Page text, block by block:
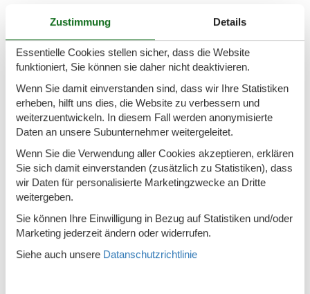
Sonstiges : Nichtraucherhaus
Kurzbeschreibung 1
Anzahl Küchen : 1
Umgebung
Leihmöglichkeiten : Fahrradverleih
Sportmöglichkeiten in der Umgebung : Angeln, Bolzplatz,
Golfplatz, Radtouren, Reitboxen (Gäste), Reithalle, Segeln,
Surfen, Tauchen, Tennis
Garten und Aussenanlagen
Gartenausstattung : Gartenmöbel vorhanden, Grill,
Sandkasten
Serviceleistungen
Zustimmung Details
Essentielle Cookies stellen sicher, dass die Website
funktioniert, Sie können sie daher nicht deaktivieren.
Wenn Sie damit einverstanden sind, dass wir Ihre Statistiken
erheben, hilft uns dies, die Website zu verbessern und
weiterzuentwickeln. In diesem Fall werden anonymisierte
Daten an unsere Subunternehmer weitergeleitet.
Wenn Sie die Verwendung aller Cookies akzeptieren, erklären
Sie sich damit einverstanden (zusätzlich zu Statistiken), dass
wir Daten für personalisierte Marketingzwecke an Dritte
weitergeben.
Sie können Ihre Einwilligung in Bezug auf Statistiken und/oder
Marketing jederzeit ändern oder widerrufen.
Siehe auch unsere Datanschutzrichtlinie